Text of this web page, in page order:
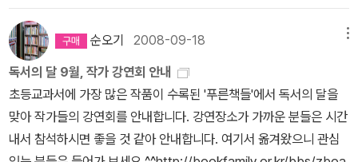
은경 지음 / 도서출판 북멘토 / 2011년 2월[마음으로 느끼는 조선의
명화] 조선의 명화 10작품에 대한 해석이 만화로 탄생되었다. 그림의
배경이나 인물, 화가와 작품에 얽힌 이야기가 만화로 나온 책은 내가
알기로는 처음인 것 같아서 반갑다. 작품과 함께 조선시대를 이해하
는 또 한 권의 책이 될 것 같아 반갑다.리틀 헬로우고스트 와루 그림,
황재오 글 / 도메오홀딩스 / 2011년 2월책 읽는 왕자 재키 프렌치 지
음, 글마음을 낚는 어부 옮김, 수 드제나로 그림 / 예꿈 / 2011년 2월
> 접힌 부분 펼치기 >> 이외에도 엄청 많지만 하나씩 하나씩 장만해
야지요.^^ << 펼친 부분 접기 <<사계절출판사를 둘러보고 바로 옆의
창비에 가서 이용포작가님도 만나고, 문학동네 이매지님도 만났어요.
사진은 이용포작가님과 사계절 아동청소년문학팀 김태희 팀장님.이
용포 작가님은, 우리 막내 6학년 때 어린이 독자에게 처음으로 싸인
을 해 준 인연이 있고, 훈민정음 창제 당시와 600년 후를 기록한 '뚜
깐뎐'에서 주인공에게 '민경'이란 이름을 쓰겠다고 허락(?^^)을 얻었
얘기 (이 작품에서는 처음부터 끝까지 이 노인의 독백 형식으로 글이
진행된다.), 첫남편에게 버림받고 재혼하여 자식이 셋 딸린 할아버지
와 재혼하여 뒷바라지 하며 살던 할머니가 치매에 걸린 이야기 등.'어
린이책'이라고 이름 붙일 때에는 이름에 대상이 포함되어 있으니 어
린이가 읽어 무리없는 책을 지칭하도록 하고, 어린이가 등장하지만
어른들이 읽기에 더 적합한 책은 '동화'라는, 더 포괄적인 이름으로 부
르는 것이 옳을까?함께 읽은 유 은실 작가의 <만국기 소년>은 어른
고 사부에게 '해문이슬-해를물고 있는 이슬'이란 고운 이름을받아 시
문을썼다는 설정하에,딸에게 대물림되는 서책과 시문이 적인비단 한
조각의 진실을 밝혀가는 이야기다.현재 하나 남은 비단 한조각의 시
문을 물려받은 제니가 '한글창제 600년'이 되는 2044년 6월 이야
기로 시작된다. '글이란 것은 임금이 금한다고 없어지는 게 아닌즉,
많은 백성들이 쓰는 데에는 도리가 없는 게야. 물론 총명하고 명민한
성군이 나서서 나라말 쓰기를 권장하고 스스로 익힌다면 훨씬 빨리
순오기 2008-09-18
독서의 달 9월, 작가 강연회 안내
초등교과서에 가장 많은 작품이 수록된 '푸른책들'에서 독서의 달을
맞아 작가들의 강연회를 안내합니다. 강연장소가 가까운 분들은 시간
내서 참석하시면 좋을 것 같아 안내합니다. 여기서 옮겨왔으니 관심